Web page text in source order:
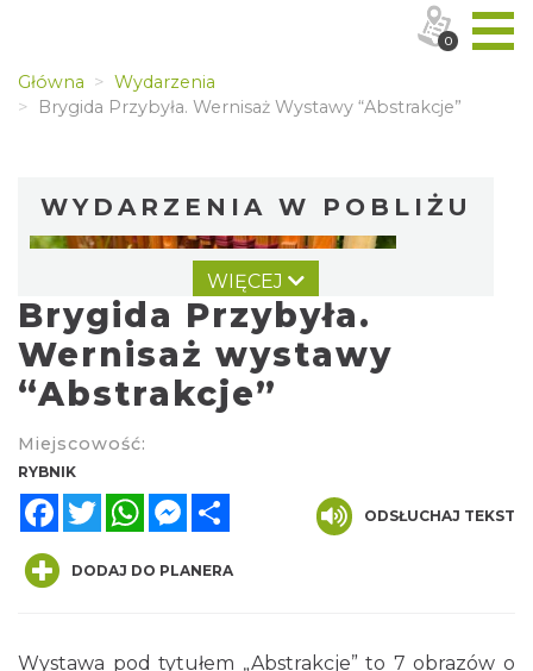
Główna
Wydarzenia
Brygida Przybyła. Wernisaż Wystawy “Abstrakcje”
WYDARZENIA W POBLIŻU
pierwsze kroki w świecie melodii
Rybnik
0.00 km
WIĘCEJ
Brygida Przybyła.
Wernisaż wystawy
“Abstrakcje”
Miejscowość:
RYBNIK
FacebookTwitterWhatsAppMessenger
ODSŁUCHAJ TEKST
DODAJ DO PLANERA
Wystawa pod tytułem „Abstrakcje” to 7 obrazów o
0